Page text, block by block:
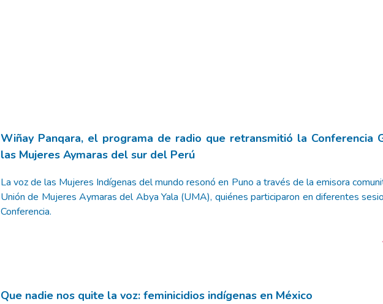
Wiñay Panqara, el programa de radio que retransmitió la Conferencia
las Mujeres Aymaras del sur del Perú
La voz de las Mujeres Indígenas del mundo resonó en Puno a través de la emisora
Unión de Mujeres Aymaras del Abya Yala (UMA), quiénes participaron en diferentes
Conferencia.
Que nadie nos quite la voz: feminicidios indígenas en México